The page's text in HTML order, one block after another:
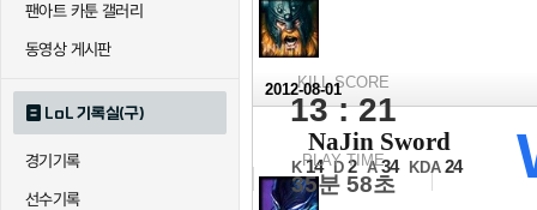
팬아트 카툰 갤러리
동영상 게시판
LoL 기록실(구)
경기기록
선수기록
KILL SCORE
13 : 21
PLAY TIME
35분 58초
2012-08-01
8강 1경기 1세트
NaJin Sword
K 14 D 2 A 34 KDA 24